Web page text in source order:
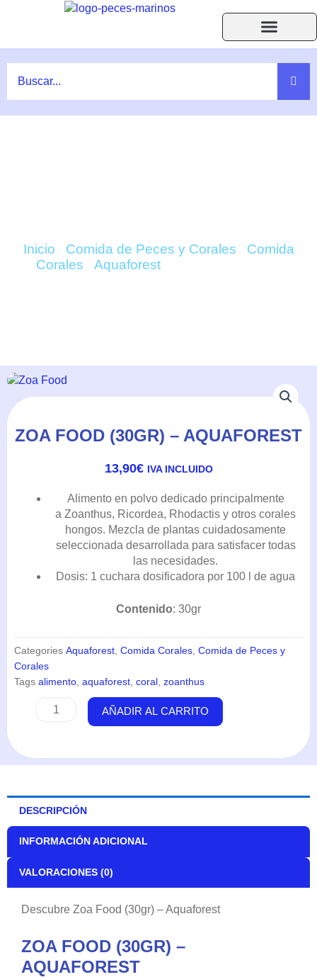
Inicio Comida de Peces y Corales
Comida
Corales
Aquaforest/ Zoa Food (30gr) –
ZOA FOOD (30GR) – AQUAFOREST
13,90€ IVA INCLUIDO
Alimento en polvo dedicado principalmente
a Zoanthus, Ricordea, Rhodactis y otros corales
hongos. Mezcla de plantas cuidadosamente
seleccionada desarrollada para satisfacer todas
las necesidades.
Dosis: 1 cuchara dosificadora por 100 l de agua
Contenido: 30gr
Categories Aquaforest Comida Corales Comida de Peces y
Corales
Tags alimento aquaforest coral zoanthus
Zoa
Aquaforest
AÑADIR AL CARRITO
DESCRIPCIÓN
INFORMACIÓN ADICIONAL
VALORACIONES (0)
Descubre Zoa Food (30gr) – Aquaforest
ZOA FOOD (30GR) –
AQUAFOREST